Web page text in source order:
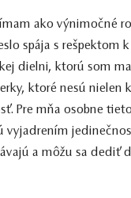
ako výnimočné
spája s rešpektom
dielni, ktorú som
ktoré nesú nielen
Pre mňa osobne
vyjadrením
a môžu sa dediť